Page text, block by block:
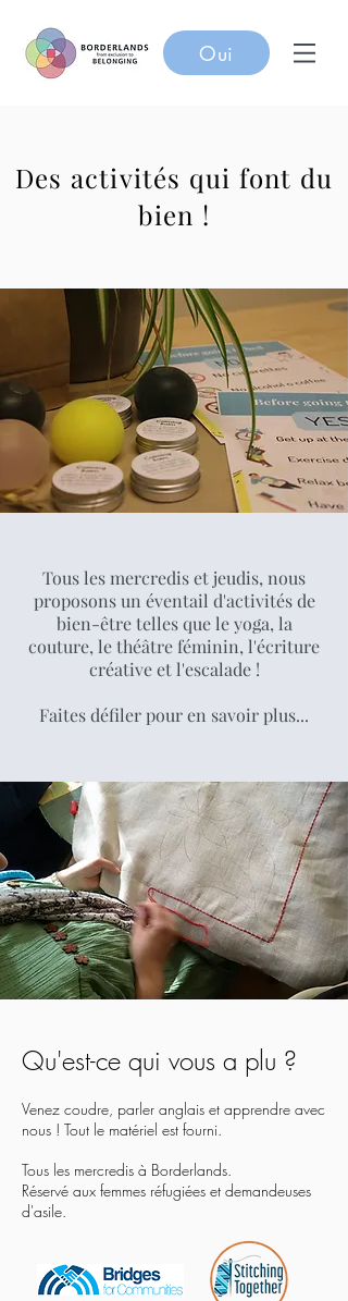
Oui
Des activités qui font du
bien !
Tous les mercredis et jeudis, nous
proposons un éventail d'activités de
bien-être telles que le yoga, la
couture, le théâtre féminin, l'écriture
créative et l'escalade !
Faites défiler pour en savoir plus...
Qu'est-ce qui vous a plu ?
Venez coudre, parler anglais et apprendre avec
nous ! Tout le matériel est fourni.
Tous les mercredis à Borderlands.
Réservé aux femmes réfugiées et demandeuses
d'asile.